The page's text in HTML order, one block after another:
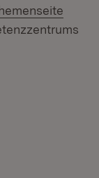
Fenster)